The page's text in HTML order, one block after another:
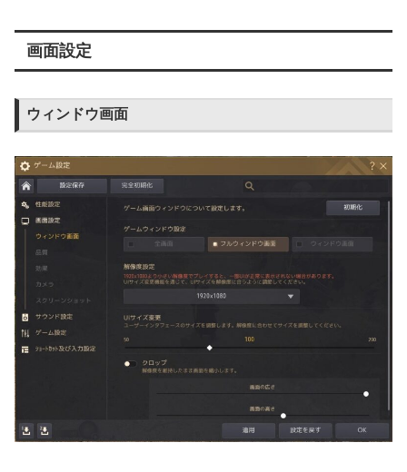
画面設定
ウィンドウ画面